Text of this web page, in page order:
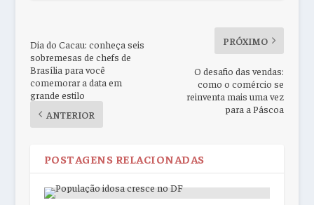
Dia do Cacau: conheça seis
sobremesas de chefs de
Brasília para você
comemorar a data em
grande estilo
ANTERIOR
PRÓXIMO
O desafio das vendas:
como o comércio se
reinventa mais uma vez
para a Páscoa
POSTAGENS RELACIONADAS